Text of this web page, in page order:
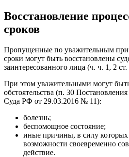
Восстановление
сроков
Пропущенные по уважительным
сроки могут быть восстановлены
заинтересованного лица (ч. ч. 1, 2
При этом уважительными могут
обстоятельства (п. 30
Суда РФ от 29.03.2016 № 11):
болезнь;
беспомощное состояние;
иные причины, в силу
возможности своевременно
действие.